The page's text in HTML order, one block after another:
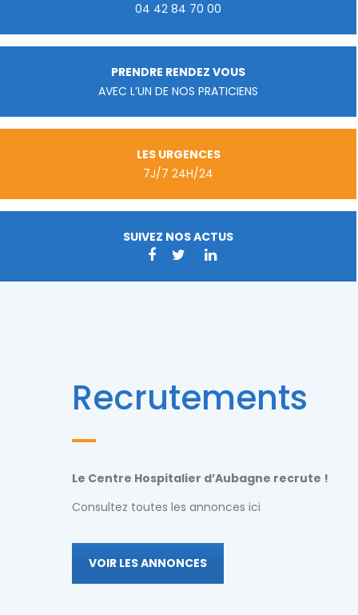
04 42 84 70 00
PRENDRE RENDEZ VOUS
AVEC L’UN DE NOS PRATICIENS
LES URGENCES
7J/7 24H/24
SUIVEZ NOS ACTUS
Recrutements
Le Centre Hospitalier d’Aubagne recrute !
Consultez toutes les annonces ici
VOIR LES ANNONCES